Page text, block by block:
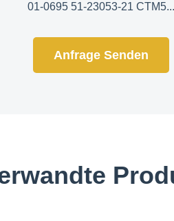
01-0695 51-23053-21 CTM5...
Anfrage Senden